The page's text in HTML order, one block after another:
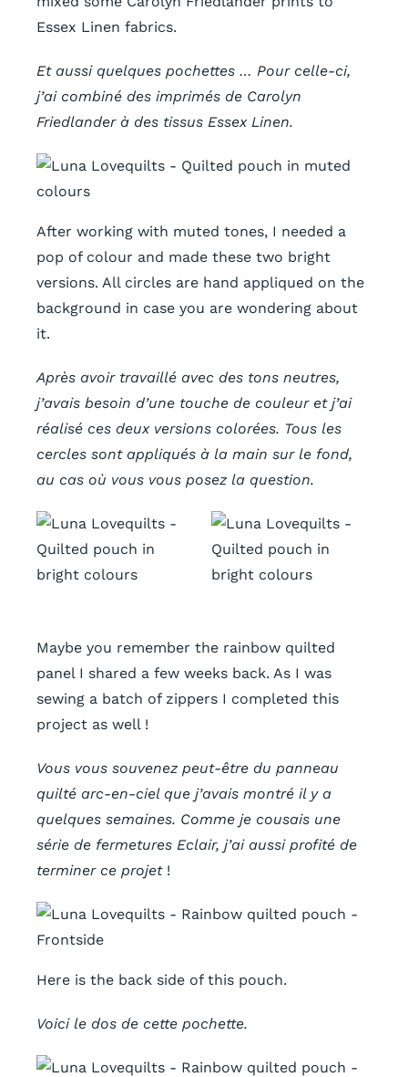
Essex Linen fabrics.
Et aussi quelques pochettes … Pour celle-ci,
j’ai combiné des imprimés de Carolyn
Friedlander à des tissus Essex Linen.
After working with muted tones, I needed a
pop of colour and made these two bright
versions. All circles are hand appliqued on the
background in case you are wondering about
it.
Après avoir travaillé avec des tons neutres,
j’avais besoin d’une touche de couleur et j’ai
réalisé ces deux versions colorées. Tous les
cercles sont appliqués à la main sur le fond,
au cas où vous vous posez la question.
Maybe you remember the rainbow quilted
panel I shared a few weeks back. As I was
sewing a batch of zippers I completed this
project as well !
Vous vous souvenez peut-être du panneau
quilté arc-en-ciel que j’avais montré il y a
quelques semaines. Comme je cousais une
série de fermetures Eclair, j’ai aussi profité de
terminer ce projet!
Here is the back side of this pouch.
Voici le dos de cette pochette.